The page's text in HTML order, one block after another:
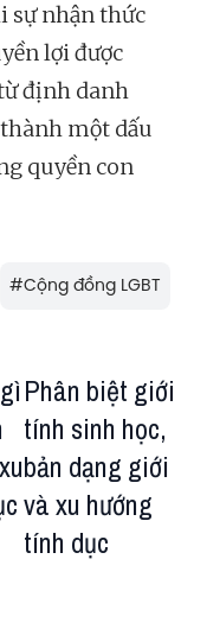
sự nhận thức
lợi được
định danh
một dấu
quyền con
#Cộng đồng LGBT
Phân biệt giới
tính sinh học,
bản dạng giới
và xu hướng
tính dục